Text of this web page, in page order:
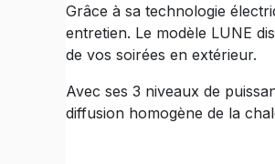
Grâce à sa technologie
entretien. Le modèle LUNE
de vos soirées en extérieur.
Avec ses 3 niveaux de
diffusion homogène de la